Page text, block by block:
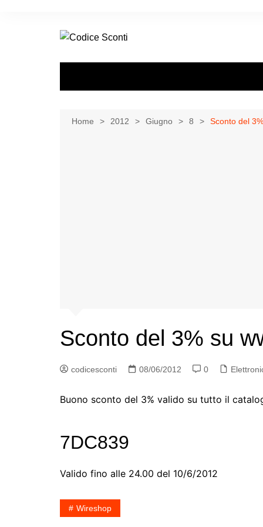
Home 2012 Giugno 8 Sconto del
Sconto del 3% su
codicesconti 08/06/2012 0
Buono sconto del 3% valido su tutto il
7DC839
Valido fino alle 24.00 del 10/6/2012
Wireshop